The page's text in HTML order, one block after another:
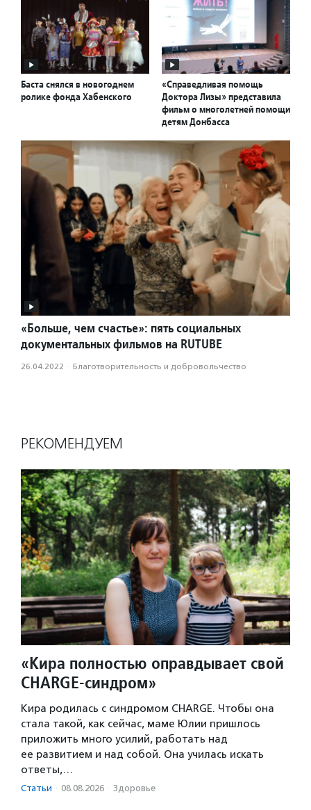
Баста снялся в новогоднем
ролике фонда Хабенского
«Справедливая помощь
Доктора Лизы» представила
фильм о многолетней помощи
детям Донбасса
«Больше, чем счастье»: пять социальных
документальных фильмов на RUTUBE
26.04.2022 · Благотвори­тель­ность и доброволь­чест­во
РЕКОМЕНДУЕМ
«Кира полностью оправдывает свой
CHARGE-синдром»
Кира родилась с синдромом CHARGE. Чтобы она
стала такой, как сейчас, маме Юлии пришлось
приложить много усилий, работать над
ее развитием и над собой. Она училась искать
ответы,…
Статьи · 08.08.2026 · Здоровье